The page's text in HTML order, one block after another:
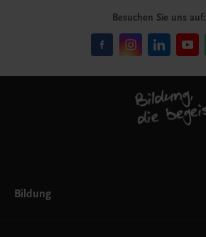
Besuchen Sie uns auf:
Bildung